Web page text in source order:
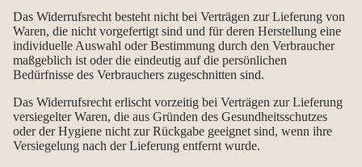
Das Widerrufsrecht besteht nicht bei Verträgen zur Lieferung von
Waren, die nicht vorgefertigt sind und für deren Herstellung eine
individuelle Auswahl oder Bestimmung durch den Verbraucher
maßgeblich ist oder die eindeutig auf die persönlichen
Bedürfnisse des Verbrauchers zugeschnitten sind.
Das Widerrufsrecht erlischt vorzeitig bei Verträgen zur Lieferung
versiegelter Waren, die aus Gründen des Gesundheitsschutzes
oder der Hygiene nicht zur Rückgabe geeignet sind, wenn ihre
Versiegelung nach der Lieferung entfernt wurde.